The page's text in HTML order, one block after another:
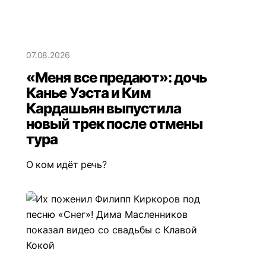
07.08.2026
«Меня все предают»: дочь
Канье Уэста и Ким
Кардашьян выпустила
новый трек после отмены
тура
О ком идёт речь?